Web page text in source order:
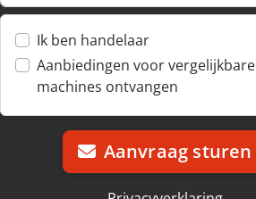
Ik ben handelaar
Aanbiedingen voor vergelijkbare
machines ontvangen
Aanvraag sturen